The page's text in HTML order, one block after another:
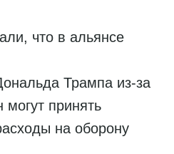
что в альянсе
Трампа из-за
могут принять
на оборону